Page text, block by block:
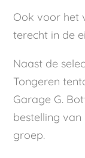
Ook voor het
terecht in de
Naast de
Tongeren
Garage G.
bestelling
groep.